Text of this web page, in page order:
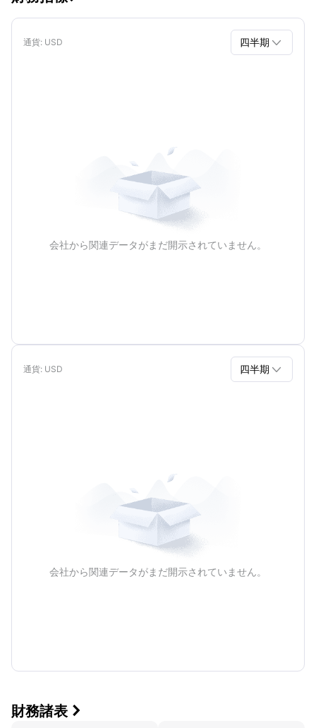
通貨: USD 四半期 
会社から関連データがまだ開示されていません。
通貨: USD 四半期 
会社から関連データがまだ開示されていません。
財務諸表 